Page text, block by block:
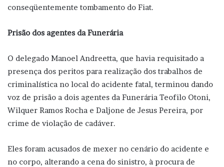
conseqüentemente tombamento do Fiat.
Prisão dos agentes da Funerária
O delegado Manoel Andreetta, que havia requisitado a
presença dos peritos para realização dos trabalhos de
criminalística no local do acidente fatal, terminou dando
voz de prisão a dois agentes da Funerária Teofilo Otoni,
Wilquer Ramos Rocha e Daljone de Jesus Pereira, por
crime de violação de cadáver.
Eles foram acusados de mexer no cenário do acidente e
no corpo, alterando a cena do sinistro, à procura de